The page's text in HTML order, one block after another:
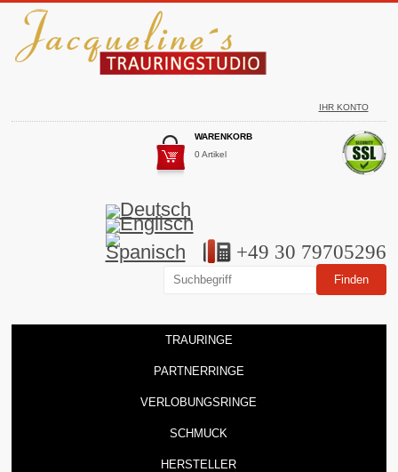
IHR KONTO
WARENKORB
0 Artikel
+49 30 79705296
TRAURINGE
PARTNERRINGE
VERLOBUNGSRINGE
SCHMUCK
HERSTELLER